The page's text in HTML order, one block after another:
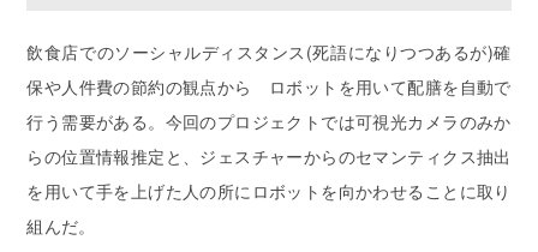
飲食店でのソーシャルディスタンス(死語になりつつあるが)確
保や人件費の節約の観点から ロボットを用いて配膳を自動で
行う需要がある。今回のプロジェクトでは可視光カメラのみか
らの位置情報推定と、ジェスチャーからのセマンティクス抽出
を用いて手を上げた人の所にロボットを向かわせることに取り
組んだ。